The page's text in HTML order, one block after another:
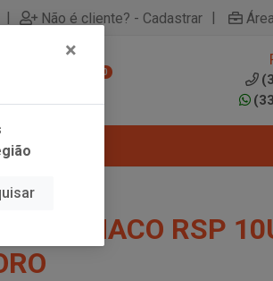
| Não é cliente? - Cadastrar |
0
RED MACO RSP
×